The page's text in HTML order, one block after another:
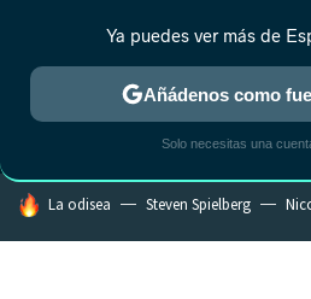
MENÚ
ESTRENOS REALITY
HOY SE HABLA DE
La odisea Steven Spielberg
Ya puedes ver más de
Añádenos como
Solo necesitas una